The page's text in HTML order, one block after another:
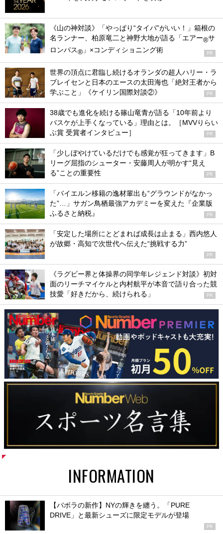
《山の神対談》「やっぱり“タイパ”がいい！」箱根の
名ランナー、柏原竜二と神野大地が語る「エアー®サ
ロンパス® 」×コンディショニング術 PR
世界の頂点に君臨し続けるオランダの超人ハリー・ラ
ブレイセンと日本のエースの太田海也「絶対王者から
学ぶこと」《ケイリン国際対談②》
PR
38歳でも進化を続ける篠山竜青が語る「10年前より
バスケが上手くなっている」理由とは。［MVVりらい
ぶ賞 受賞者インタビュー］
PR
「少しぼやけているだけでも感覚が狂ってきます」B
リーグ屈指のシューター・安藤周人が明かす“見え
る”ことの重要性
PR
「バイエルン移籍の逸材輩出も“グラウンドがなかっ
た”…」サガン鳥栖最強アカデミーを変えた『企業版
ふるさと納税』
PR
「安定した場所にとどまれば成長は止まる」西内悠人
が故郷・高知で次世代へ伝えた“挑戦する力”
PR
《ラグビー界と体操界の同学年レジェンド対談》初対
面のリーチマイケルと内村航平が本音で語り合った競
技愛「好きだから、続けられる」
PR
INFORMATION
【バボラの新作】NYの輝きを纏う。「PURE
DRIVE」と最新シューズに限定モデルが登場
PR